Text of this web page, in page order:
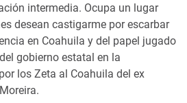
intermedia. Ocupa un lugar
desean castigarme por escarbar
en Coahuila y del papel jugado
gobierno estatal en la
los Zeta al Coahuila del ex